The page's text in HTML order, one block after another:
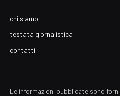
chi siamo
testata giornalistica
contatti
Le informazioni pubblicate sono